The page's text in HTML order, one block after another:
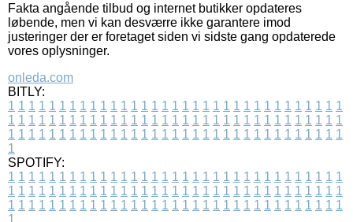
Fakta angående tilbud og internet butikker opdateres
løbende, men vi kan desværre ikke garantere imod
justeringer der er foretaget siden vi sidste gang opdaterede
vores oplysninger.
onleda.com
BITLY:
1 1 1 1 1 1 1 1 1 1 1 1 1 1 1 1 1 1 1 1 1 1 1 1 1 1 1 1 1 1 1 1 1
1 1 1 1 1 1 1 1 1 1 1 1 1 1 1 1 1 1 1 1 1 1 1 1 1 1 1 1 1 1 1 1 1
1 1 1 1 1 1 1 1 1 1 1 1 1 1 1 1 1 1 1 1 1 1 1 1 1 1 1 1 1 1 1 1 1
1
SPOTIFY:
1 1 1 1 1 1 1 1 1 1 1 1 1 1 1 1 1 1 1 1 1 1 1 1 1 1 1 1 1 1 1 1 1
1 1 1 1 1 1 1 1 1 1 1 1 1 1 1 1 1 1 1 1 1 1 1 1 1 1 1 1 1 1 1 1 1
1 1 1 1 1 1 1 1 1 1 1 1 1 1 1 1 1 1 1 1 1 1 1 1 1 1 1 1 1 1 1 1 1
1